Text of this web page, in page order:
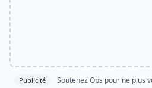
Publicité Soutenez Ops pour ne plus